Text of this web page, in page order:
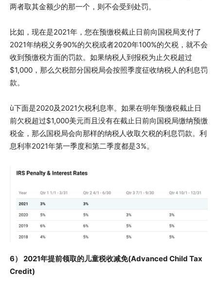
两者取其金额少的那一个，则不会受到处罚。
比如，现在是2021年，您在预缴税截止日前向国税局支付了
2021年纳税义务90%的欠税或者2020年100%的欠税，就不会
收到预缴税方面的罚款。如果纳税人到报税为止欠税超过
$1,000，那么欠税部分国税局会按照季度征收纳税人的利息罚
款。
ù下面是2020及2021欠税利息率。如果在明年预缴税截止日
前欠税超过$1,000美元而且没有在截止日前向国税局缴纳预缴
税金，那么国税局会向那样的纳税人收取欠税的利息罚款。利
息利率2021年第一季度和第二季度都是3%。
6） 2021年提前领取的儿童税收减免(Advanced Child Tax
Credit)